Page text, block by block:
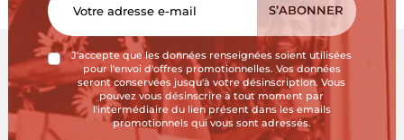
J'accepte que les données renseignées soient utilisées
pour l'envoi d'offres promotionnelles. Vos données
seront conservées jusqu'à votre désinscription. Vous
pouvez vous désinscrire à tout moment par
l'intermédiaire du lien présent dans les emails
promotionnels qui vous sont adressés.